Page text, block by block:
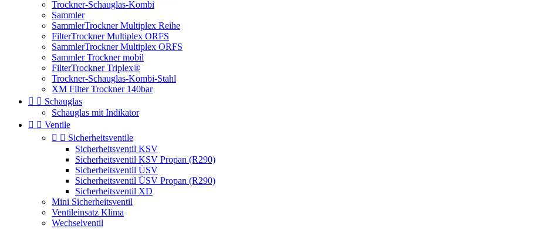
Trockner-Schauglas-Kombi
Sammler
SammlerTrockner Multiplex Reihe
FilterTrockner Multiplex ORFS
SammlerTrockner Multiplex ORFS
Sammler Trockner mobil
FilterTrockner Triplex®
Trockner-Schauglas-Kombi-Stahl
XM Filter Trockner 140bar
  Schauglas
Schauglas mit Indikator
  Ventile
  Sicherheitsventile
Sicherheitsventil KSV
Sicherheitsventil KSV Propan (R290)
Sicherheitsventil ÜSV
Sicherheitsventil ÜSV Propan (R290)
Sicherheitsventil XD
Mini Sicherheitsventil
Ventileinsatz Klima
Wechselventil